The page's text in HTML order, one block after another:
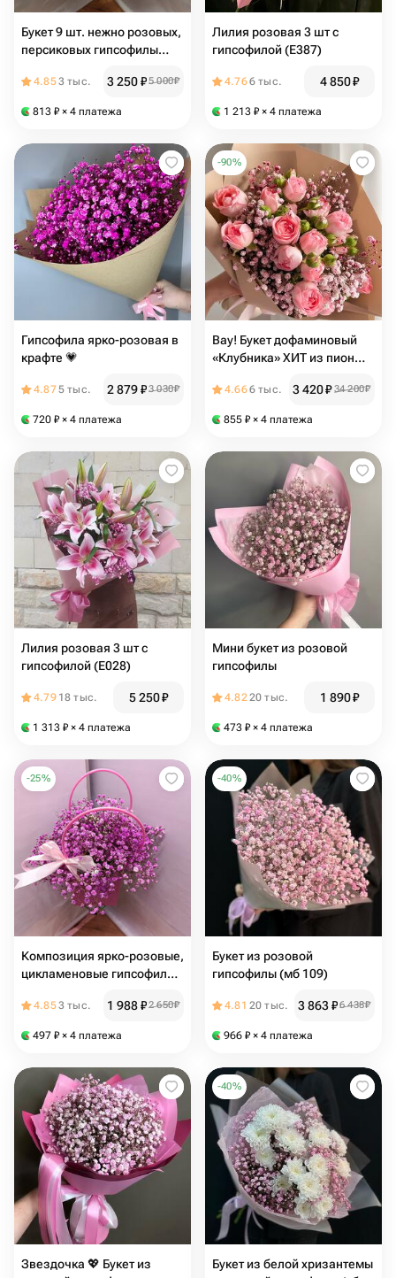
Букет 9 шт. нежно розовых,
персиковых гипсофилы
нежно розовая персиковая
4.853 тыс. 3 250₽5 000₽
813 ₽ × 4 платежа
Лилия розовая 3 шт с
гипсофилой (E387)
4.766 тыс. 4 850₽
1 213 ₽ × 4 платежа
Гипсофила ярко-розовая в
крафте 💗
4.875 тыс. 2 879₽3 030₽
720 ₽ × 4 платежа
-90%
Вау! Букет дофаминовый
«Клубника» ХИТ из пион
пышной гипсофилы
4.666 тыс. 3 420₽ 34 200₽
855 ₽ × 4 платежа
Лилия розовая 3 шт с
гипсофилой (E028)
4.79 18 тыс. 5 250₽
1 313 ₽ × 4 платежа
Мини букет из розовой
гипсофилы
4.8220 тыс. 1 890₽
473 ₽ × 4 платежа
-25%
Композиция ярко-розовые,
цикламеновые гипсофилы
ярко-розовая,
4.853 тыс. 1 988₽2 650₽
497 ₽ × 4 платежа
-40%
Букет из розовой
гипсофилы (мб 109)
4.81 20 тыс. 3 863₽6 438₽
966 ₽ × 4 платежа
Звездочка 💖 Букет из
-40%
Букет из белой хризантемы